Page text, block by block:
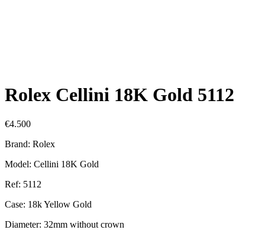
Rolex Cellini 18K Gold 5112
€4.500
Brand: Rolex
Model: Cellini 18K Gold
Ref: 5112
Case: 18k Yellow Gold
Diameter: 32mm without crown